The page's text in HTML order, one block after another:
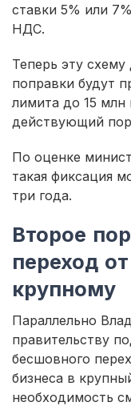
ставки 5% или
НДС.
Теперь эту
поправки будут
лимита до 15 млн
действующий
По оценке
такая фиксация
три года.
Второе
переход
крупному
Параллельно
правительству
бесшовного
бизнеса в
необходимость